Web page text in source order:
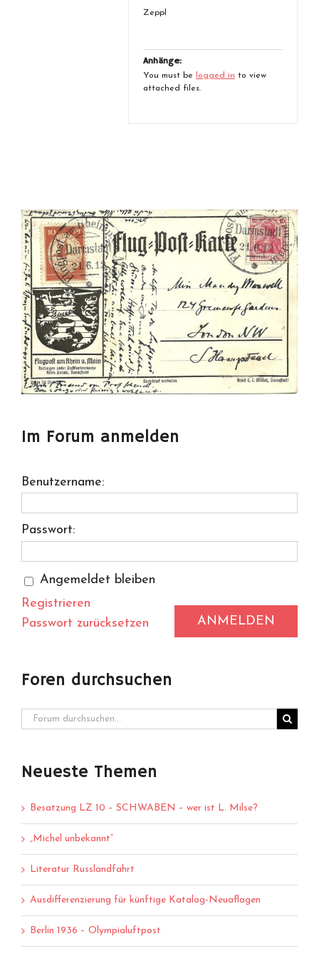
Zeppl
Anhänge:
You must be logged in to view
attached files.
Im Forum anmelden
Benutzername:
Passwort:
Angemeldet bleiben
ANMELDEN
Registrieren
Passwort zurücksetzen
Foren durchsuchen
Neueste Themen
Besatzung LZ 10 – SCHWABEN – wer ist L. Milse?
„Michel unbekannt“
Literatur Russlandfahrt
Ausdifferenzierung für künftige Katalog-Neuaflagen
Berlin 1936 – Olympialuftpost